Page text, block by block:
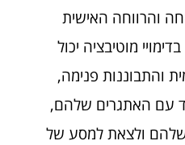
והרווחה האישית
מוטיבציה יכול
והתבוננות פנימה,
עם האתגרים שלהם,
ולצאת למסע של